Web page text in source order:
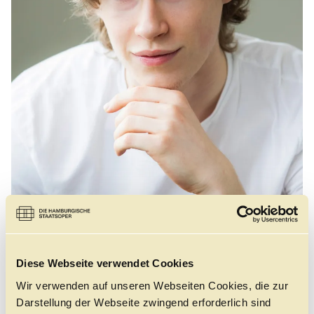
Diese Webseite verwendet Cookies
Wir verwenden auf unseren Webseiten Cookies, die zur
Darstellung der Webseite zwingend erforderlich sind
Führungen Jobs Kontakt
GEBOREN
2000 in Henstedt-Ulzburg, Deutschland. Deutscher